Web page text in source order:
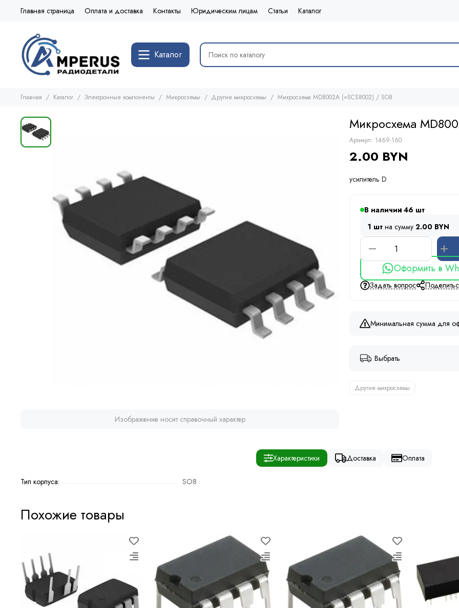
Главная страница Оплата и доставка Контакты Юридическим лицам Статьи Каталог
Каталог
Главная Каталог Электронные компоненты Микросхемы Другие микросхемы Микросхема MD8002A (=SCS8002) / SO8
Изображение носит справочный характер
Микросхема
Артикул: 1469-160
2.00 BYN
усилитель D
В наличии 46
1 шт на сумму 2.00 BYN
Оформить в
Задать вопрос
Минимальная сумма для
Выбрать
Другие микросхемы
Характеристики Доставка Оплата
Тип корпуса: SO8
Похожие товары